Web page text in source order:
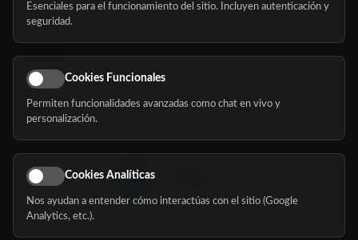
Buscador de residencias
Eventos
Nosotros
Síguenos
Esenciales para el funcionamiento del sitio. Incluyen autenticación y
seguridad.
Cookies Funcionales
Permiten funcionalidades avanzadas como chat en vivo y
personalización.
Cookies Analíticas
Nos ayudan a entender cómo interactúas con el sitio (Google
Analytics, etc.).